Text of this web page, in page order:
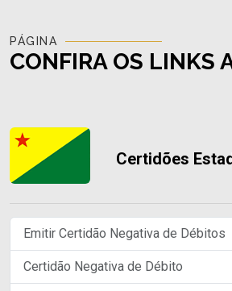
PÁGINA
CONFIRA OS LINKS
Certidões
Emitir Certidão Negativa de Débitos
Certidão Negativa de Débito